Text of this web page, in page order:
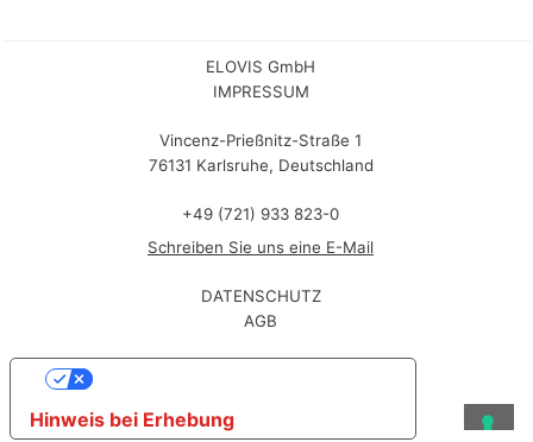
ELOVIS GmbH
IMPRESSUM
Vincenz-Prießnitz-Straße 1
76131 Karlsruhe, Deutschland
+49 (721) 933 823-0
Schreiben Sie uns eine E-Mail
DATENSCHUTZ
AGB
Hinweis bei Erhebung
Ihre Datenschutzeinstellungen